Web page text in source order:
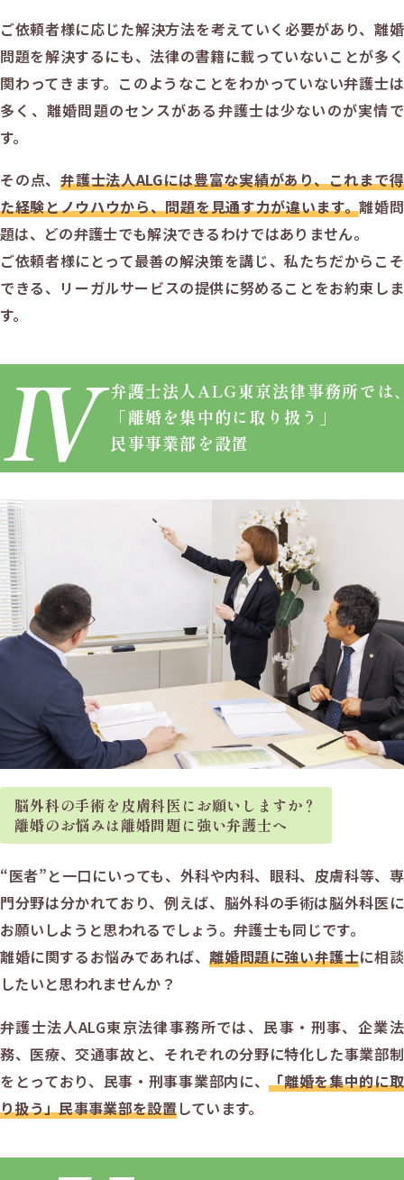
ご依頼者様に応じた解決方法を考えていく必要があり、離婚
問題を解決するにも、法律の書籍に載っていないことが多く
関わってきます。このようなことをわかっていない弁護士は
多く、離婚問題のセンスがある弁護士は少ないのが実情で
す。
その点、弁護士法人ALGには豊富な実績があり、これまで得
た経験とノウハウから、問題を見通す力が違います。離婚問
題は、どの弁護士でも解決できるわけではありません。
ご依頼者様にとって最善の解決策を講じ、私たちだからこそ
できる、リーガルサービスの提供に努めることをお約束しま
す。
弁護士法人ALG東京法律事務所では
「離婚を集中的に取り扱う」
民事事業部を設置
脳外科の手術を 皮膚科医にお願いしますか？
離婚のお悩みは離婚問題に強い弁護士へ
“医者”と一口にいっても、外科や内科、眼科、皮膚科等、専
門分野は分かれており、例えば、脳外科の手術は脳外科医に
お願いしようと思われるでしょう。弁護士も同じです。
離婚に関するお悩みであれば、離婚問題に強い弁護士に相談
したいと思われませんか？
弁護士法人ALG東京法律事務所では、民事・刑事、企業法
務、医療、交通事故と、それぞれの分野に特化した事業部制
をとっており、民事・刑事事業部内に、「離婚を集中的に取
り扱う」民事事業部を設置しています。